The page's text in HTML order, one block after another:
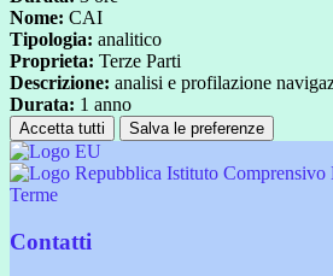
Nome: CAI
Tipologia: analitico
Proprieta: Terze Parti
Descrizione: analisi e profilazione
Durata: 1 anno
Accetta tutti Salva le preferenze
Istituto Comprensivo
Terme
Contatti